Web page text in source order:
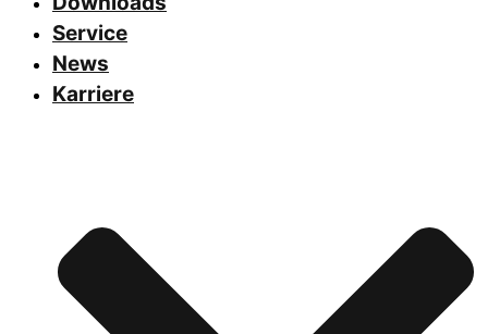
Service
News
Karriere